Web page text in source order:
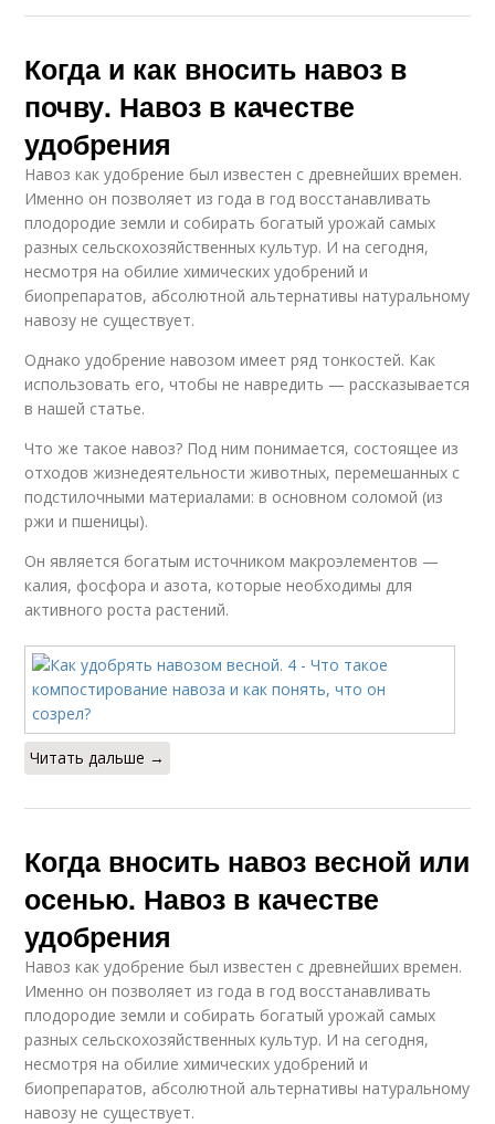
Когда и как вносить навоз в
почву. Навоз в качестве
удобрения
Навоз как удобрение был известен с древнейших времен.
Именно он позволяет из года в год восстанавливать
плодородие земли и собирать богатый урожай самых
разных сельскохозяйственных культур. И на сегодня,
несмотря на обилие химических удобрений и
биопрепаратов, абсолютной альтернативы натуральному
навозу не существует.
Однако удобрение навозом имеет ряд тонкостей. Как
использовать его, чтобы не навредить — рассказывается
в нашей статье.
Что же такое навоз? Под ним понимается, состоящее из
отходов жизнедеятельности животных, перемешанных с
подстилочными материалами: в основном соломой (из
ржи и пшеницы).
Он является богатым источником макроэлементов —
калия, фосфора и азота, которые необходимы для
активного роста растений.
Читать дальше →
Когда вносить навоз весной или
осенью. Навоз в качестве
удобрения
Навоз как удобрение был известен с древнейших времен.
Именно он позволяет из года в год восстанавливать
плодородие земли и собирать богатый урожай самых
разных сельскохозяйственных культур. И на сегодня,
несмотря на обилие химических удобрений и
биопрепаратов, абсолютной альтернативы натуральному
навозу не существует.